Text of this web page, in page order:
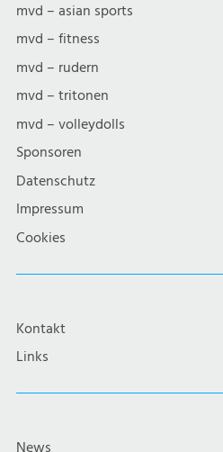
mvd – asian sports
mvd – fitness
mvd – rudern
mvd – tritonen
mvd – volleydolls
Sponsoren
Datenschutz
Impressum
Cookies
Kontakt
Links
News